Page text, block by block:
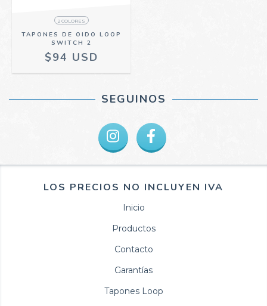
2 COLORES
TAPONES DE OIDO LOOP
SWITCH 2
$94 USD
SEGUINOS
LOS PRECIOS NO INCLUYEN IVA
Inicio
Productos
Contacto
Garantías
Tapones Loop